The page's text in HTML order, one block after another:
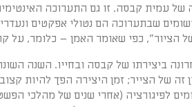
עמית קבסה. זו גם התערוכה
שבתערוכה הם נטולי אפקטים
כפי שאומר האמן – כלומר, על
ביצירתו של קבסה ובחייו. השנה
של הצייר; זמן היצירה הפך להיות
לפיגורציה (אחרי שנים של מהלכי